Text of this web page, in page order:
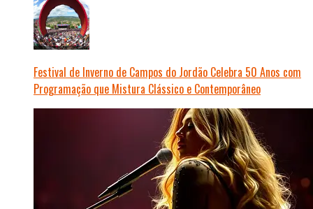
Festival de Inverno de Campos do Jordão Celebra 50 Anos com
Programação que Mistura Clássico e Contemporâneo